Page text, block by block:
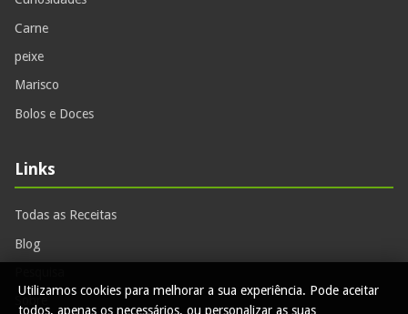
Carne
peixe
Marisco
Bolos e Doces
Links
Todas as Receitas
Blog
Utilizamos cookies para melhorar a sua experiência. Pode aceitar
todos, apenas os necessários, ou personalizar as suas